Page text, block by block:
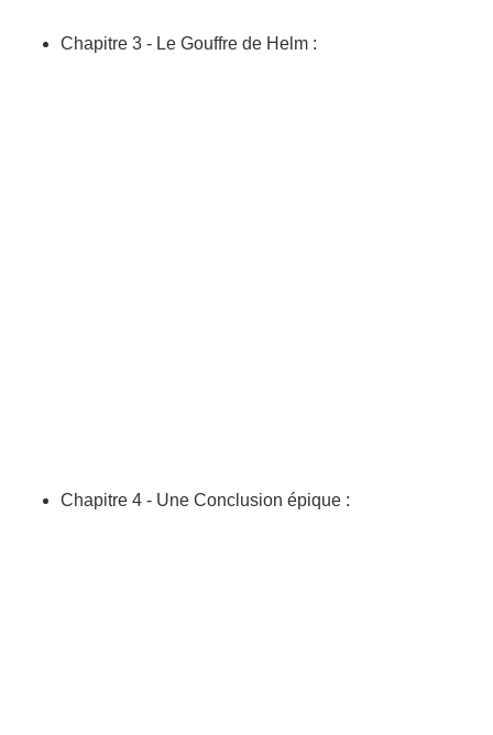
Chapitre 3 - Le Gouffre de Helm :
Chapitre 4 - Une Conclusion épique :